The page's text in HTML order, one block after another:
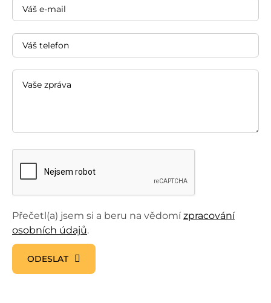
Přečetl(a) jsem si a beru na vědomízpracování
osobních údajů.
ODESLAT